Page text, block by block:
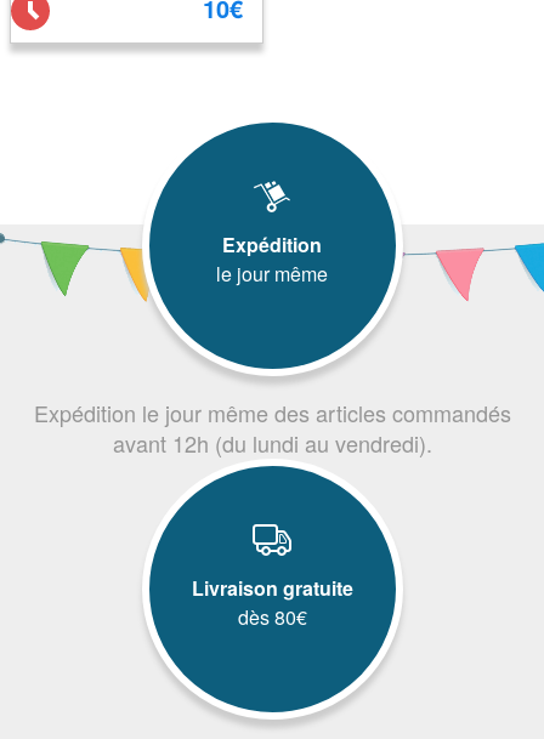
10€
Expédition
le jour même
Expédition le jour même des articles commandés
avant 12h (du lundi au vendredi).
Livraison gratuite
dès 80€